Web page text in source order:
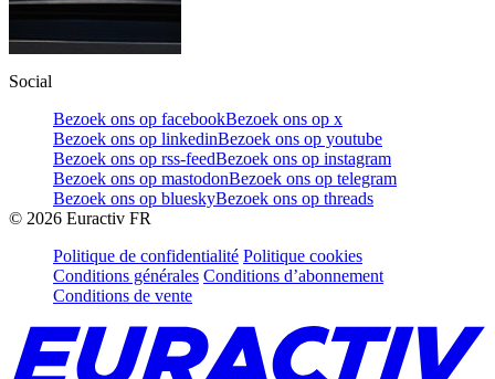
Social
Bezoek ons op facebookBezoek ons op x
Bezoek ons op linkedinBezoek ons op youtube
Bezoek ons op rss-feedBezoek ons op instagram
Bezoek ons op mastodonBezoek ons op telegram
Bezoek ons op blueskyBezoek ons op threads
© 2026 Euractiv FR
Politique de confidentialité Politique cookies
Conditions générales Conditions d’abonnement
Conditions de vente